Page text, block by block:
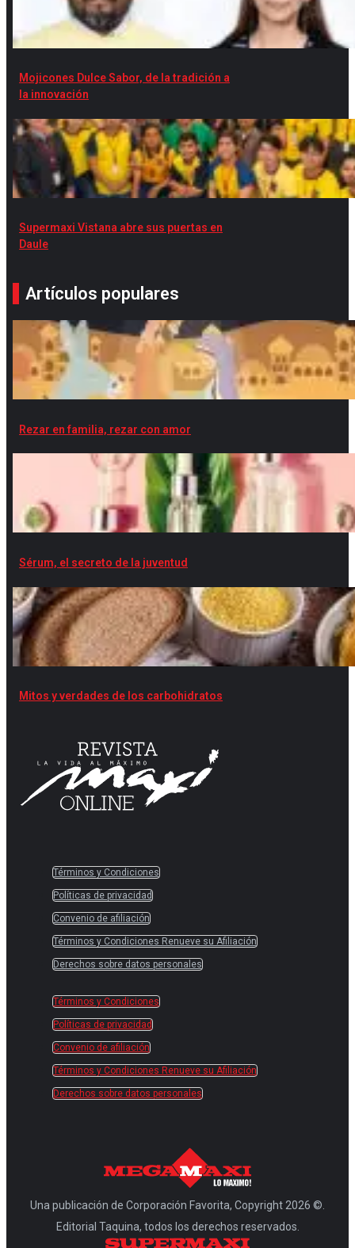
Mojicones Dulce Sabor, de la tradición a
la innovación
Supermaxi Vistana abre sus puertas en
Daule
Artículos populares
Rezar en familia, rezar con amor
Sérum, el secreto de la juventud
Mitos y verdades de los carbohidratos
Términos y Condiciones
Políticas de privacidad
Convenio de afiliación
Términos y Condiciones Renueve su Afiliación
Derechos sobre datos personales
Términos y Condiciones
Políticas de privacidad
Convenio de afiliación
Términos y Condiciones Renueve su Afiliación
Derechos sobre datos personales
Una publicación de Corporación Favorita, Copyright 2026 ©.
Editorial Taquina, todos los derechos reservados.